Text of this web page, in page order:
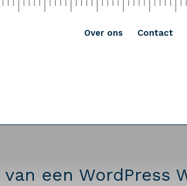
Over ons Contact
een WordPress